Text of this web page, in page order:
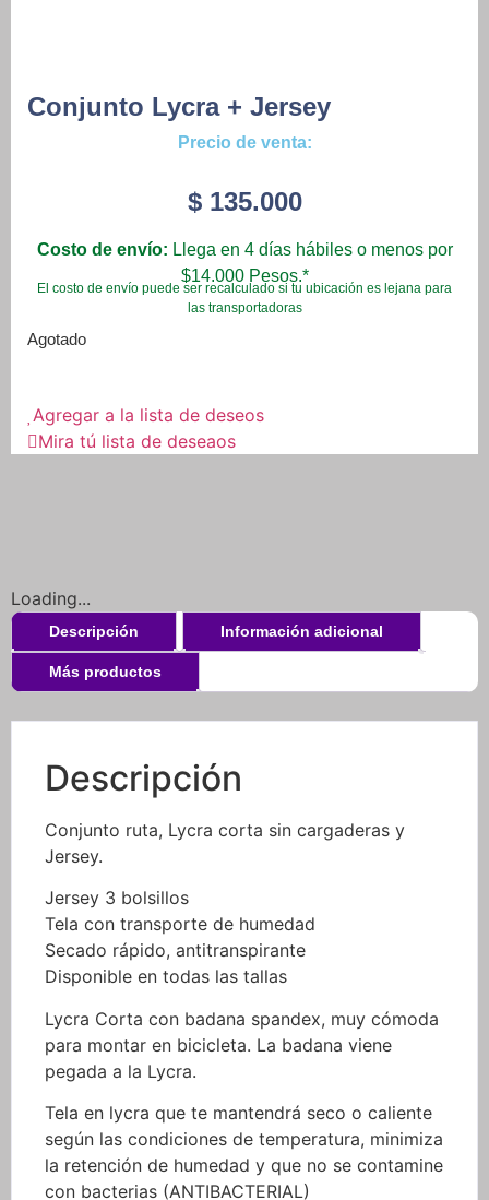
Conjunto Lycra + Jersey
Precio de venta:
$135.000
Costo de envío: Llega en 4 días hábiles o menos por
$14.000 Pesos.*
El costo de envío puede ser recalculado si tu ubicación es lejana para
las transportadoras
Agotado
Agregar a la lista de deseos
Mira tú lista de deseaos
Loading...
Descripción Información adicional
Más productos
Descripción
Conjunto ruta, Lycra corta sin cargaderas y
Jersey.
Jersey 3 bolsillos
Tela con transporte de humedad
Secado rápido, antitranspirante
Disponible en todas las tallas
Lycra Corta con badana spandex, muy cómoda
para montar en bicicleta. La badana viene
pegada a la Lycra.
Tela en lycra que te mantendrá seco o caliente
según las condiciones de temperatura, minimiza
la retención de humedad y que no se contamine
con bacterias (ANTIBACTERIAL)